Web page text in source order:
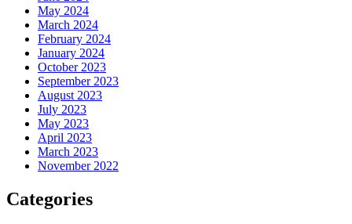
May 2024
March 2024
February 2024
January 2024
October 2023
September 2023
August 2023
July 2023
May 2023
April 2023
March 2023
November 2022
Categories